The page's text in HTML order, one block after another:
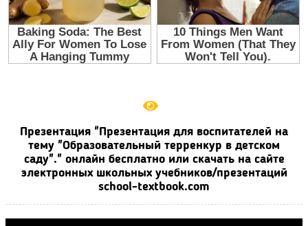
Презентация "Презентация для воспитателей на
тему "Образовательный терренкур в детском
саду"." онлайн бесплатно или скачать на сайте
электронных школьных учебников/презентаций
school-textbook.com